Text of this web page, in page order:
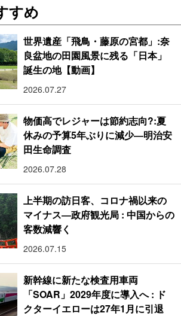
すめ
世界遺産「飛鳥・藤原の宮都」:奈
良盆地の田園風景に残る「日本」
誕生の地【動画】
2026.07.27
物価高でレジャーは節約志向?:夏
休みの予算5年ぶりに減少―明治安
田生命調査
2026.07.28
上半期の訪日客、コロナ禍以来の
マイナス―政府観光局 : 中国からの
客数減響く
2026.07.15
新幹線に新たな検査用車両
「SOAR」2029年度に導入へ : ド
クターイエローは27年1月に引退